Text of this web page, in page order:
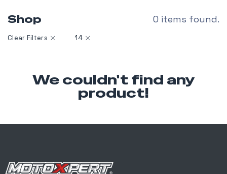
Shop 0 items found.
Clear Filters 14
We couldn't find any
product!